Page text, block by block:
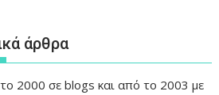
άρθρα
2000 σε blogs και από το 2003 με